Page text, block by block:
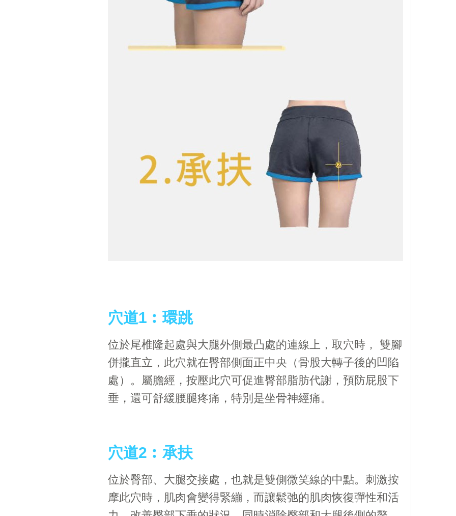
穴道1︰環跳
位於尾椎隆起處與大腿外側最凸處的連線上，取穴時， 雙腳
併攏直立，此穴就在臀部側面正中央（骨股大轉子後的凹陷
處）。屬膽經，按壓此穴可促進臀部脂肪代謝，預防屁股下
垂，還可舒緩腰腿疼痛，特別是坐骨神經痛。
穴道2︰ 承扶
位於臀部、大腿交接處，也就是雙側微笑線的中點。刺激按
摩此穴時，肌肉會變得緊繃，而讓鬆弛的肌肉恢復彈性和活